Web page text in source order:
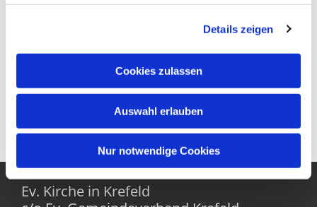
Details zeigen
Cookies zulassen
Auswahl erlauben
Nur notwendige Cookies
Ev. Kirche in Krefeld